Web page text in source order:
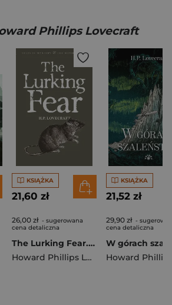
Phillips Lovecraft
KSIĄŻKA
21,60 zł
26,00 zł - sugerowana
cena detaliczna
The Lurking Fear. Collected Short Stories Volume Four. Tales of Mystery & The Supernatural wer. angielska
Howard Phillips Lovecraft
KSIĄŻKA
21,52 zł
29,90 zł -
cena detaliczna